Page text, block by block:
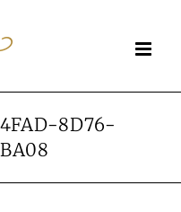
8D76-